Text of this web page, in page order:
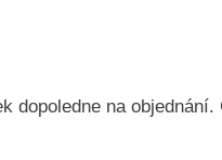
dopoledne na